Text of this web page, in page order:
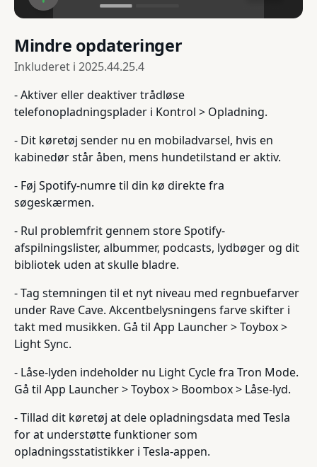
Mindre opdateringer
Inkluderet i 2025.44.25.4
- Aktiver eller deaktiver trådløse
telefonopladningsplader i Kontrol > Opladning.
- Dit køretøj sender nu en mobiladvarsel, hvis en
kabinedør står åben, mens hundetilstand er aktiv.
- Føj Spotify-numre til din kø direkte fra
søgeskærmen.
- Rul problemfrit gennem store Spotify-
afspilningslister, albummer, podcasts, lydbøger og dit
bibliotek uden at skulle bladre.
- Tag stemningen til et nyt niveau med regnbuefarver
under Rave Cave. Akcentbelysningens farve skifter i
takt med musikken. Gå til App Launcher > Toybox >
Light Sync.
- Låse-lyden indeholder nu Light Cycle fra Tron Mode.
Gå til App Launcher > Toybox > Boombox > Låse-lyd.
- Tillad dit køretøj at dele opladningsdata med Tesla
for at understøtte funktioner som
opladningsstatistikker i Tesla-appen.